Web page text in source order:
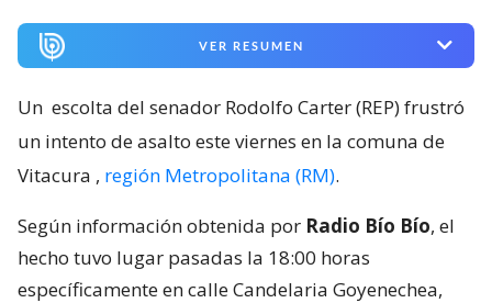
VER RESUMEN
Un escolta del senador Rodolfo Carter (REP) frustró
un intento de asalto este viernes en la comuna de
Vitacura , región Metropolitana (RM).
Según información obtenida por Radio Bío Bío, el
hecho tuvo lugar pasadas la 18:00 horas
específicamente en calle Candelaria Goyenechea,